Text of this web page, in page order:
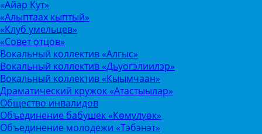
«Айар Кут»
«Алыптаах кыптый»
«Клуб умельцев»
«Совет отцов»
Вокальный коллектив «Алгыс»
Вокальный коллектив «Дьуогэлиилэр»
Вокальный коллектив «Кыымчаан»
Драматический кружок «Атастыылар»
Общество инвалидов
Объединение бабушек «Көмүлүөк»
Объединение молодежи «Тэбэнэт»